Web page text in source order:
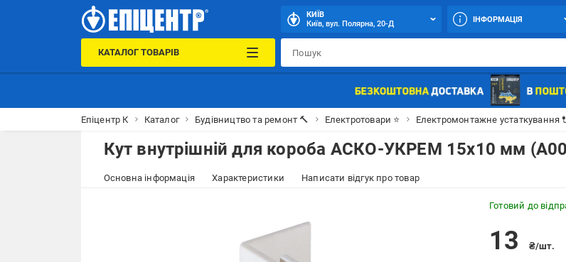
КИЇВ
Київ, вул. Полярна, 20-Д
ІНФОРМАЦІЯ
КАТАЛОГ ТОВАРІВ
Епіцентр К Каталог Будівництво та ремонт 🔨 Електротовари ⭐ Електромонтажне устаткування
Кут внутрішній для короба АСКО-УКРЕМ 15х10 мм
Основна інформація Характеристики Написати відгук про товар
Готовий до
13 ₴/шт.